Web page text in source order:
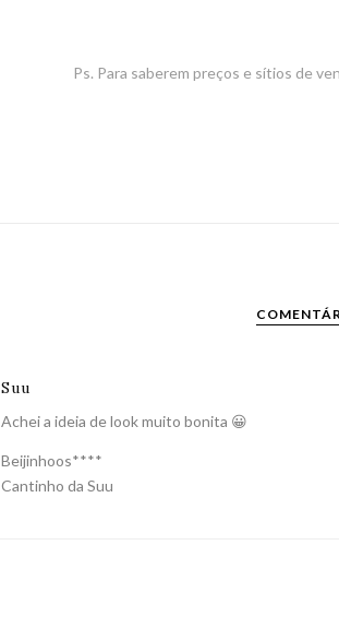
Ps. Para saberem preços e sítios de
Suu
Achei a ideia de look muito bonita 😀
Beijinhoos****
Cantinho da Suu